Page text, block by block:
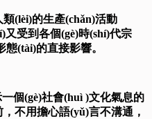
(lèi)的生產(chǎn)活動
又受到各個(gè)時(shí)代宗
(tài)的直接影響。
一個(gè)社會(huì )文化氣息的
，不用擔心語(yǔ)言不溝通，